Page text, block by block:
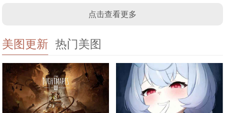
点击查看更多
美图更新 热门美图